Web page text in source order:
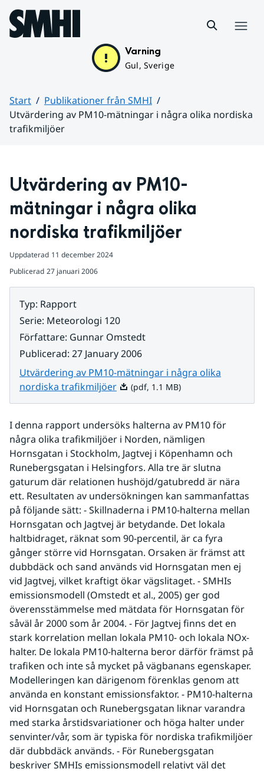
Hoppa till sidans innehåll
Varning
Gul, Sverige
Start
Publikationer från SMHI
Utvärdering av PM10-mätningar i några olika nordiska
trafikmiljöer
Utvärdering av PM10-
mätningar i några olika
nordiska trafikmiljöer
Uppdaterad 11 december 2024
Publicerad 27 januari 2006
Typ: Rapport
Serie: Meteorologi 120
Författare: Gunnar Omstedt
Publicerad: 27 January 2006
Utvärdering av PM10-mätningar i några olika
nordiska trafikmiljöerPdf, 1.1 MB.
(pdf, 1.1 MB)
I denna rapport undersöks halterna av PM10 för
några olika trafikmiljöer i Norden, nämligen
Hornsgatan i Stockholm, Jagtvej i Köpenhamn och
Runebergsgatan i Helsingfors. Alla tre är slutna
gaturum där relationen hushöjd/gatubredd är nära
ett. Resultaten av undersökningen kan sammanfattas
på följande sätt: - Skillnaderna i PM10-halterna mellan
Hornsgatan och Jagtvej är betydande. Det lokala
haltbidraget, räknat som 90-percentil, är ca fyra
gånger större vid Hornsgatan. Orsaken är främst att
dubbdäck och sand används vid Hornsgatan men ej
vid Jagtvej, vilket kraftigt ökar vägslitaget. - SMHIs
emissionsmodell (Omstedt et al., 2005) ger god
överensstämmelse med mätdata för Hornsgatan för
såväl år 2000 som år 2004. - För Jagtvej finns det en
stark korrelation mellan lokala PM10- och lokala NOx-
halter. De lokala PM10-halterna beror därför främst på
trafiken och inte så mycket på vägbanans egenskaper.
Modelleringen kan därigenom förenklas genom att
använda en konstant emissionsfaktor. - PM10-halterna
vid Hornsgatan och Runebergsgatan liknar varandra
med starka årstidsvariationer och höga halter under
senvinter/vår, som är typiska för nordiska trafikmiljöer
där dubbdäck används. - För Runebergsgatan
beskriver SMHIs emissionsmodell relativt väl det